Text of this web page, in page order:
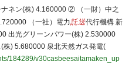
ネン(株) 4.160000 ② （一財）中之
（一社）電力託送代行機構 新
出光グリーンパワー(株) 2.530000
) 5.680000 泉北天然ガス発電(
184289/v30casbeesaitamaken_up